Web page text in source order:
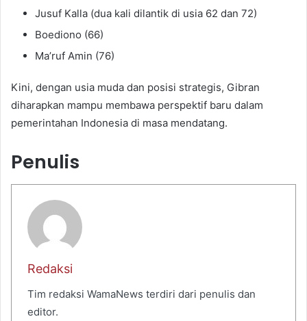
Jusuf Kalla (dua kali dilantik di usia 62 dan 72)
Boediono (66)
Ma’ruf Amin (76)
Kini, dengan usia muda dan posisi strategis, Gibran
diharapkan mampu membawa perspektif baru dalam
pemerintahan Indonesia di masa mendatang.
Penulis
Redaksi
Tim redaksi WamaNews terdiri dari penulis dan
editor.